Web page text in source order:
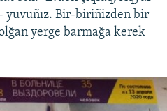
yuvuñız. Bir-biriñizden bir
yerge barmağa kerek